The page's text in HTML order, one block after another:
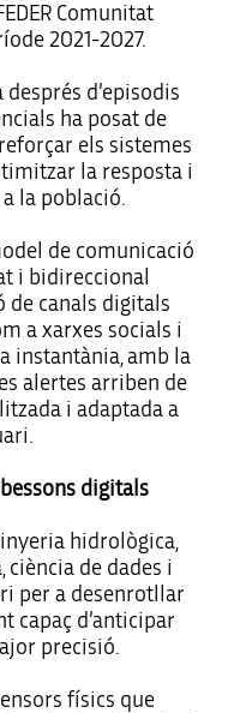
Comunitat
2021-2027.
després d’episodis
ha posat de
els sistemes
la resposta i
la població.
de comunicació
i bidireccional
de canals digitals
a xarxes socials i
instantània, amb la
alertes arriben de
i adaptada a
digitals
hidrològica,
de dades i
per a desenrotllar
capaç d’anticipar
precisió.
físics que